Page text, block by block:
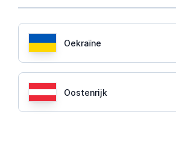
Oekraïne
Oostenrijk